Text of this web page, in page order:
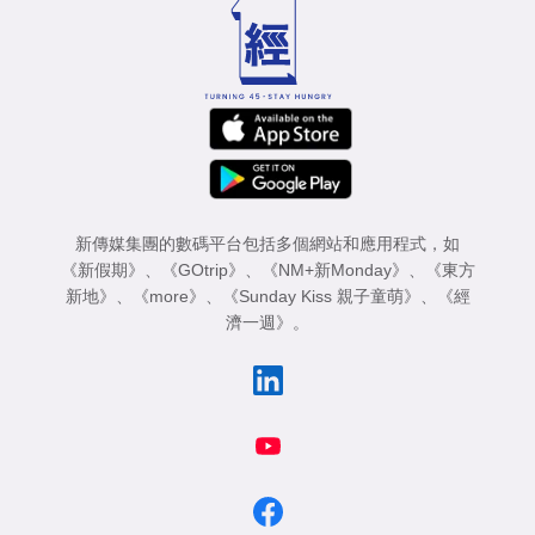
新傳媒集團的數碼平台包括多個網站和應用程式，如
《新假期》 、 《GOtrip》 、 《NM+新Monday》 、
《東方
新地》 、 《more》 、 《Sunday Kiss 親子童萌》 、
《經
濟一週》 。